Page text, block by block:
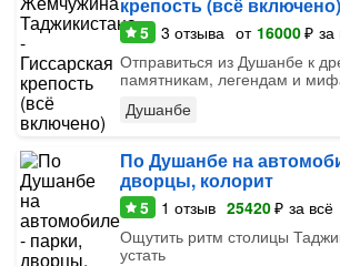
5 3 отзыва от 16000₽ за
Отправиться из Душанбе к
памятникам, легендам и
Душанбе
По Душанбе на
дворцы, колорит
5 1 отзыв 25420₽ за всё
Ощутить ритм столицы
устать